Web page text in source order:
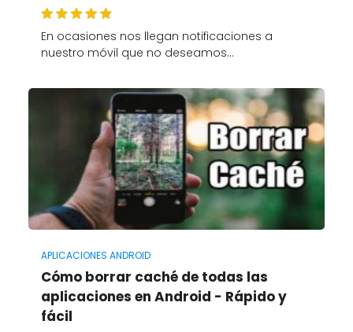
En ocasiones nos llegan notificaciones a
nuestro móvil que no deseamos…
APLICACIONES ANDROID
Cómo borrar caché de todas las
aplicaciones en Android - Rápido y
fácil